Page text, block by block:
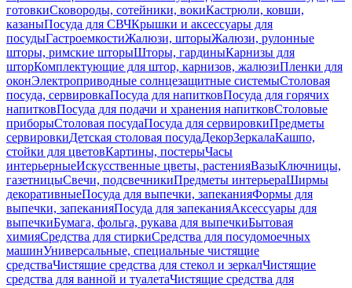
готовкиСковороды, сотейники, вокиКастрюли, ковши,
казаныПосуда для СВЧКрышки и аксессуары для
посудыГастроемкостиЖалюзи, шторыЖалюзи, рулонные
шторы, римские шторыШторы, гардиныКарнизы для
шторКомплектующие для штор, карнизов, жалюзиПленки для
оконЭлектроприводные солнцезащитные системыСтоловая
посуда, сервировкаПосуда для напитковПосуда для горячих
напитковПосуда для подачи и хранения напитковСтоловые
приборыСтоловая посудаПосуда для сервировкиПредметы
сервировкиДетская столовая посудаДекорЗеркалаКашпо,
стойки для цветовКартины, постерыЧасы
интерьерныеИскусственные цветы, растенияВазыКлючницы,
газетницыСвечи, подсвечникиПредметы интерьераШирмы
декоративныеПосуда для выпечки, запеканияФормы для
выпечки, запеканияПосуда для запеканияАксессуары для
выпечкиБумага, фольга, рукава для выпечкиБытовая
химияСредства для стиркиСредства для посудомоечных
машинУниверсальные, специальные чистящие
средстваЧистящие средства для стекол и зеркалЧистящие
средства для ванной и туалетаЧистящие средства для